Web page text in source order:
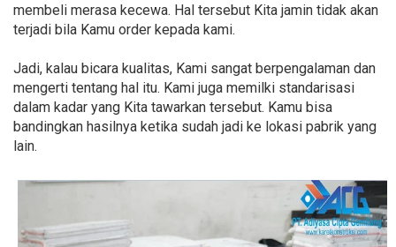
membeli merasa kecewa. Hal tersebut Kita jamin tidak akan
terjadi bila Kamu order kepada kami.
Jadi, kalau bicara kualitas, Kami sangat berpengalaman dan
mengerti tentang hal itu. Kami juga memilki standarisasi
dalam kadar yang Kita tawarkan tersebut. Kamu bisa
bandingkan hasilnya ketika sudah jadi ke lokasi pabrik yang
lain.